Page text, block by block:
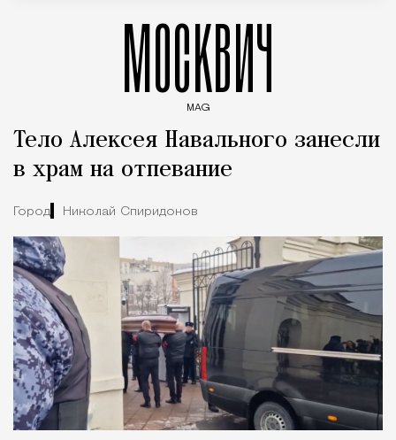
МОСКВИЧ
MAG
Тело Алексея Навального занесли
в храм на отпевание
Город Николай Спиридонов